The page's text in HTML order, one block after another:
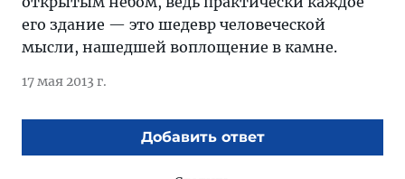
его здание — это шедевр человеческой
мысли, нашедшей воплощение в камне.
17 мая 2013 г.
Добавить ответ